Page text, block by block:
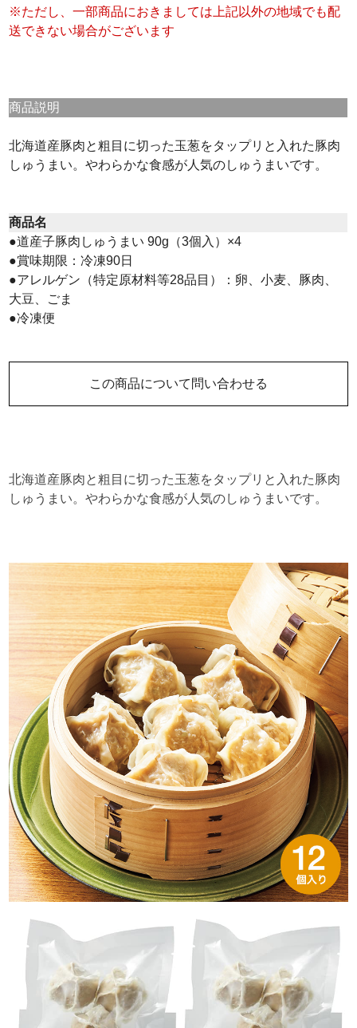
この商品について問い合わせる
北海道産豚肉と粗目に切った玉葱をタップリと入れた豚肉
しゅうまい。やわらかな食感が人気のしゅうまいです。
※ただし、一部商品におきましては上記以外の地域でも配
送できない場合がございます
商品説明
北海道産豚肉と粗目に切った玉葱をタップリと入れた豚肉
しゅうまい。やわらかな食感が人気のしゅうまいです。
商品名
●道産子豚肉しゅうまい 90g（3個入）×4
●賞味期限：冷凍90日
●アレルゲン（特定原材料等28品目）：卵、小麦、豚肉、
大豆、ごま
●冷凍便